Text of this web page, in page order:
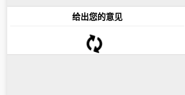
给出您的意见